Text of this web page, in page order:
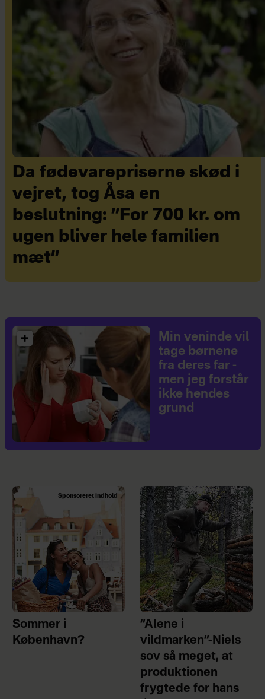
Da fødevarepriserne skød i
vejret, tog Åsa en
beslutning: ”For 700 kr. om
ugen bliver hele familien
mæt”
Min veninde vil
tage børnene
fra deres far -
men jeg forstår
ikke hendes
grund
Sponsoreret indhold
Sommer i
København?
”Alene i
vildmarken”-Niels
sov så meget, at
produktionen
frygtede for hans